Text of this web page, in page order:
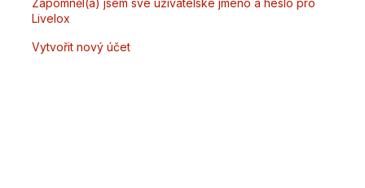
Livelox
Vytvořit nový účet